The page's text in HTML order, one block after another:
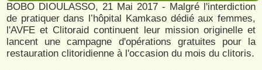
BOBO DIOULASSO, 21 Mai 2017 - Malgré l'interdiction
de pratiquer dans l’hôpital Kamkaso dédié aux femmes,
l'AVFE et Clitoraid continuent leur mission originelle et
lancent une campagne d'opérations gratuites pour la
restauration clitoridienne à l'occasion du mois du clitoris.